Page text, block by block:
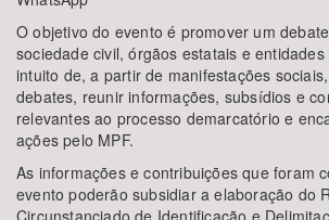
O objetivo do evento é promover um
sociedade civil, órgãos estatais e
intuito de, a partir de manifestações
debates, reunir informações, subsídios e
relevantes ao processo demarcatório e
ações pelo MPF.
As informações e contribuições que foram
evento poderão subsidiar a elaboração do
Circunstanciado de Identificação e